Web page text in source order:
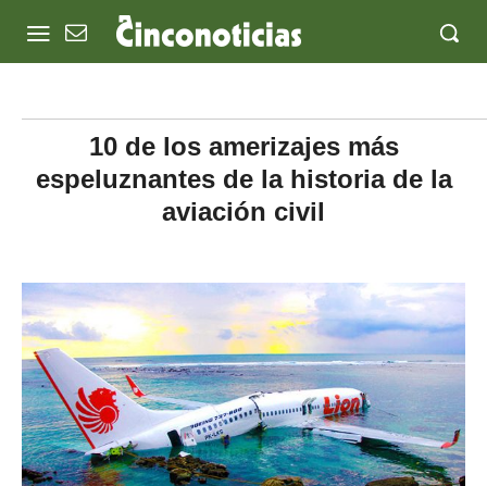
10 de los amerizajes más
espeluznantes de la historia de la
aviación civil